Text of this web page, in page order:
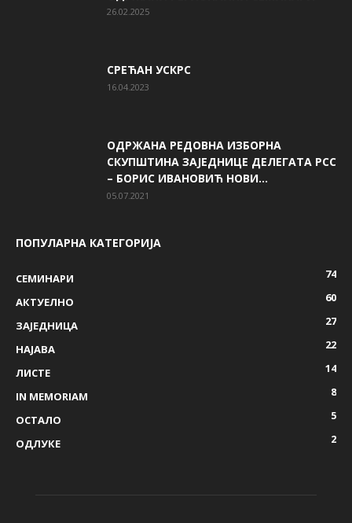
26.02.2025
СРЕЋАН УСКРС
16.04.2023
ОДРЖАНА РЕДОВНА ИЗБОРНА
СКУПШТИНА ЗАЈЕДНИЦЕ ДЕЛЕГАТА РСС
– БОРИС ИВАНОВИЋ НОВИ...
05.07.2021
ПОПУЛАРНА КАТЕГОРИЈА
СЕМИНАРИ
74
AКТУЕЛНО
60
ЗАЈЕДНИЦА
27
НАЈАВА
22
ЛИСТЕ
14
IN MEMORIAM
8
ОСТАЛО
5
ОДЛУКЕ
2